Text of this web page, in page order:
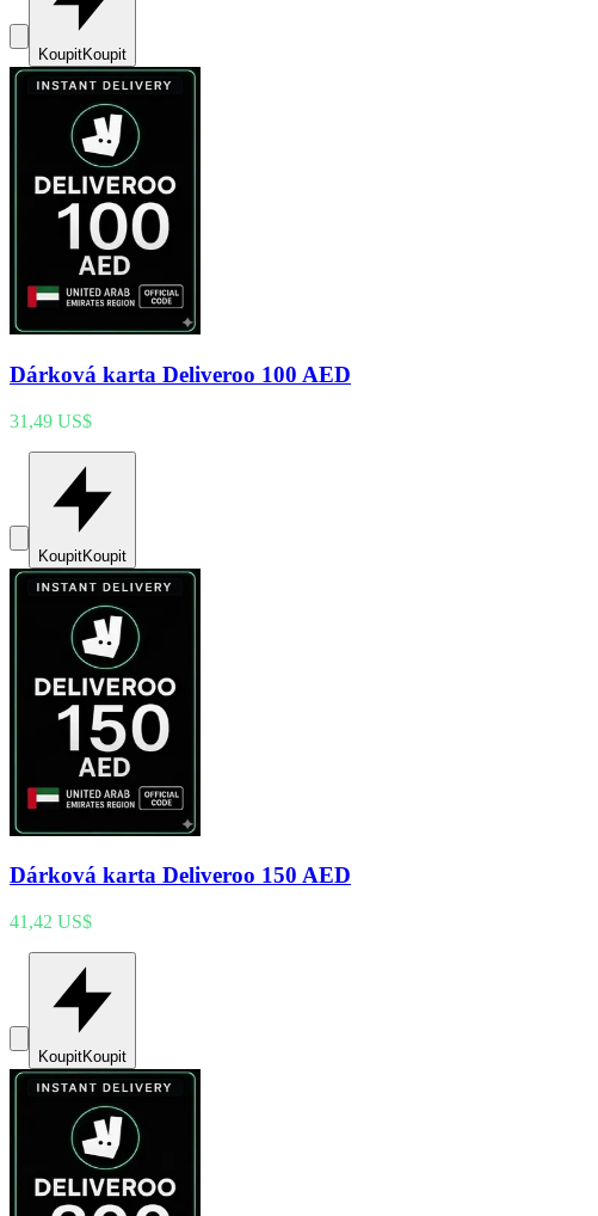
KoupitKoupit
Dárková karta Deliveroo 100 AED
31,49 US$
KoupitKoupit
Dárková karta Deliveroo 150 AED
41,42 US$
KoupitKoupit